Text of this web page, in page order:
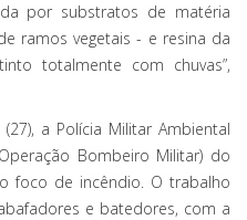
por substratos de matéria
ramos vegetais - e resina da
totalmente com chuvas”,
a Polícia Militar Ambiental
Bombeiro Militar) do
foco de incêndio. O trabalho
e batedores, com a